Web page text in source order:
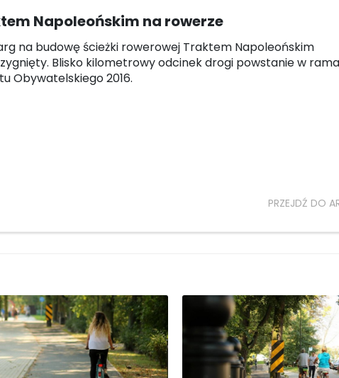
Napoleońskim na rowerze
na budowę ścieżki rowerowej Traktem Napoleońskim
Blisko kilometrowy odcinek drogi powstanie w
Obywatelskiego 2016.
PRZEJDŹ DO